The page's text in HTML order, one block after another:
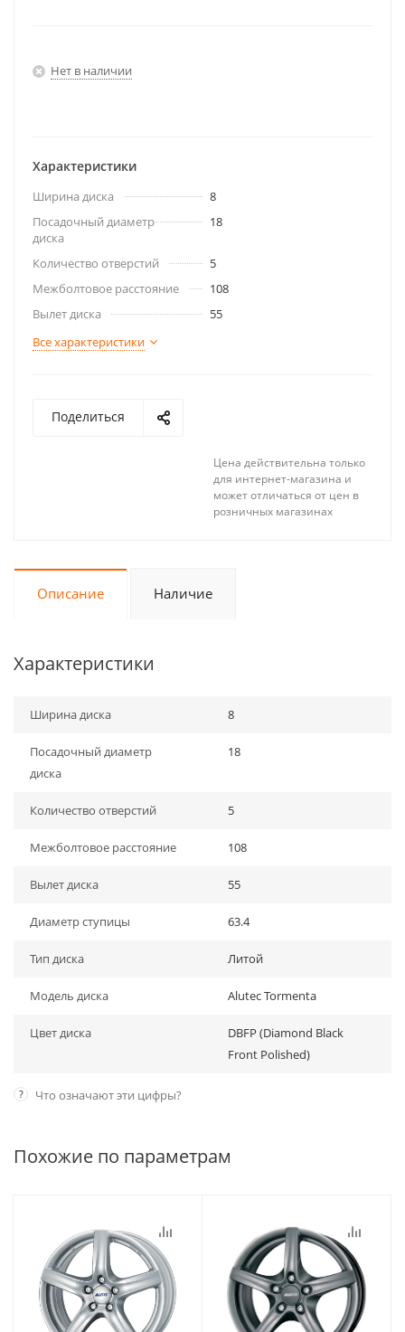
Нет в наличии
Характеристики
Ширина диска
8
Посадочный диаметр
диска
18
Количество отверстий
5
Межболтовое расстояние
108
Вылет диска
55
Все характеристики
Поделиться
Цена действительна только
для интернет-магазина и
может отличаться от цен в
розничных магазинах
Описание Наличие
Характеристики
Ширина диска 8
Посадочный диаметр
диска
18
Количество отверстий 5
Межболтовое расстояние 108
Вылет диска 55
Диаметр ступицы 63.4
Тип диска Литой
Модель диска Alutec Tormenta
Цвет диска
DBFP (Diamond Black
Front Polished)
? Что означают эти цифры?
Похожие по параметрам